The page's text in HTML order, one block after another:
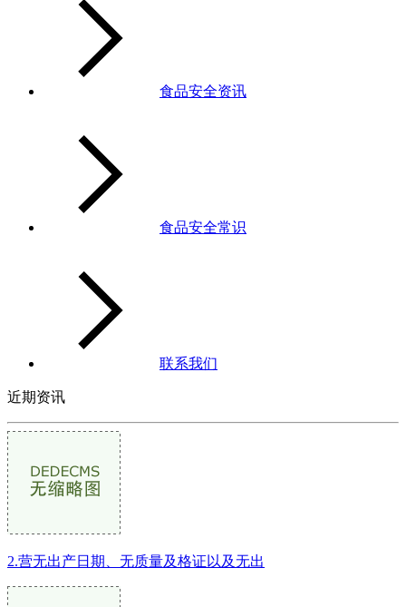
食品安全资讯
食品安全常识
联系我们
近期资讯
2.营无出产日期、无质量及格证以及无出